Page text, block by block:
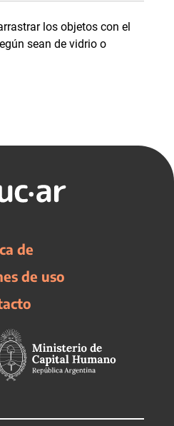
los objetos con el
sean de vidrio o
de
de uso